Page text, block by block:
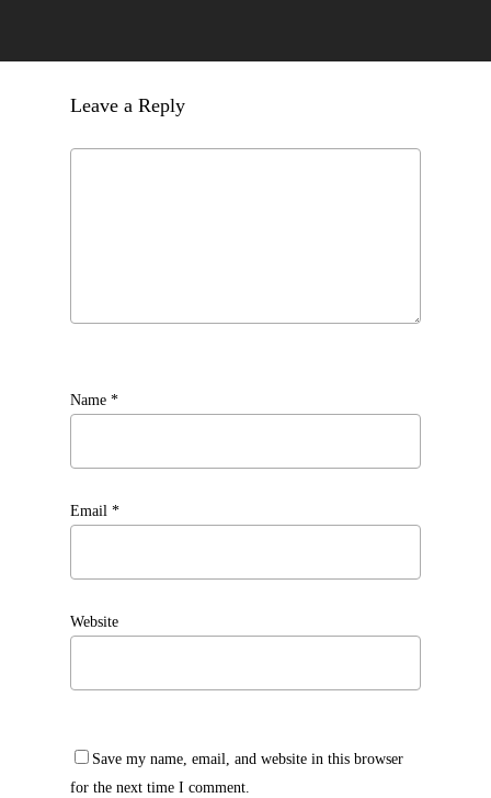
Leave a Reply
Name *
Email *
Website
Save my name, email, and website in this browser
for the next time I comment.